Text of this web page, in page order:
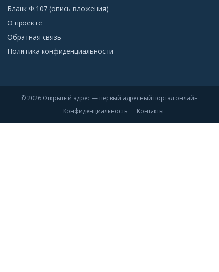
Бланк Ф.107 (опись вложения)
О проекте
Обратная связь
Политика конфиденциальности
© 2026 Открытый адрес — первый адресный портал онлайн
Конфиденциальность
Контакты